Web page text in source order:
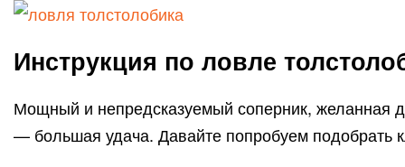
Инструкция по ловле
Мощный и непредсказуемый соперник, желанная
— большая удача. Давайте попробуем подобрать